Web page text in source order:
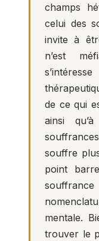
champs
celui des
invite à
n’est
de ce qui
ainsi
souffre
point
mentale.
trouver le